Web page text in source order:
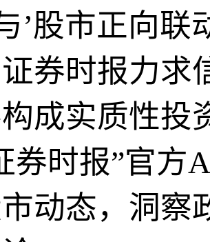
’股市正向
券时报力求
成实质性投
券时报”官方
动态，洞察